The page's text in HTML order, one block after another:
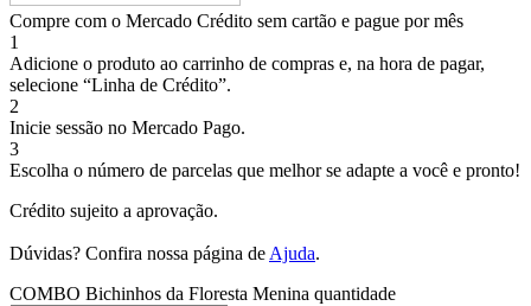
Compre com o Mercado Crédito sem cartão e pague por mês
1
Adicione o produto ao carrinho de compras e, na hora de pagar,
selecione “Linha de Crédito”.
2
Inicie sessão no Mercado Pago.
3
Escolha o número de parcelas que melhor se adapte a você e pronto!
Crédito sujeito a aprovação.
Dúvidas? Confira nossa página de Ajuda.
COMBO Bichinhos da Floresta Menina quantidade